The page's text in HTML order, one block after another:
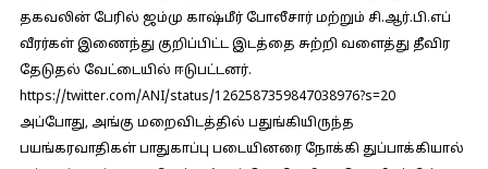
தகவலின் பேரில் ஜம்மு காஷ்மீர் போலீசார் மற்றும் சி.ஆர்.பி.எப்
வீரர்கள் இணைந்து குறிப்பிட்ட இடத்தை சுற்றி வளைத்து தீவிர
தேடுதல் வேட்டையில் ஈடுபட்டனர்.
https://twitter.com/ANI/status/1262587359847038976?s=20
அப்போது, அங்கு மறைவிடத்தில் பதுங்கியிருந்த
பயங்கரவாதிகள் பாதுகாப்பு படையினரை நோக்கி துப்பாக்கியால்